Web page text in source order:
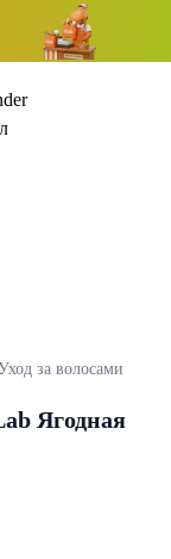
за волосами
Ягодная